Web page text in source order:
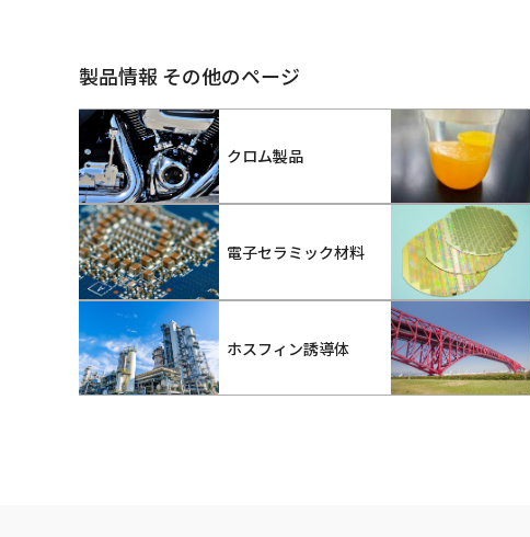
製品情報 その他のページ
クロム製品
電子セラミック材料
ホスフィン誘導体